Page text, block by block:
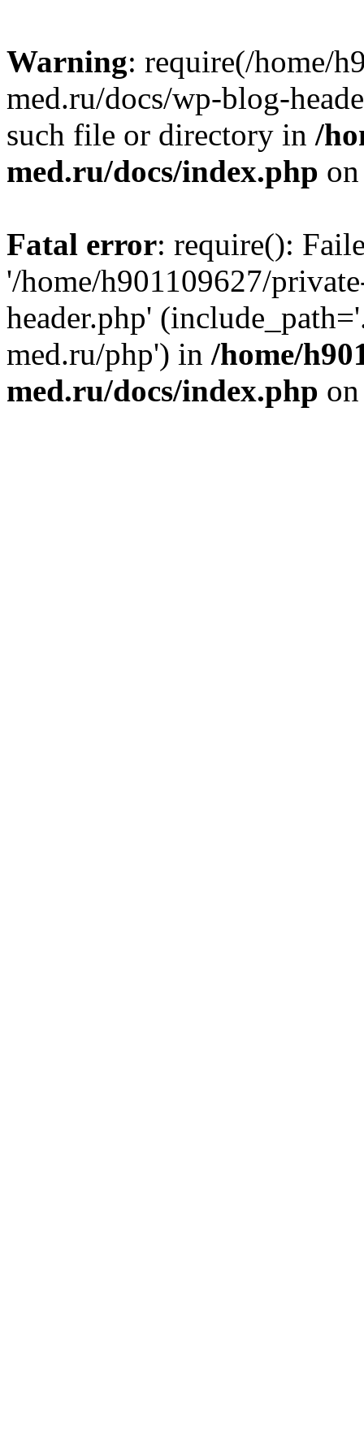
Warning: require(/home/
med.ru/docs/wp-blog-
such file or directory in /
med.ru/docs/index.php
Fatal error: require():
'/home/h901109627/
header.php'
med.ru/php') in /home/
med.ru/docs/index.php